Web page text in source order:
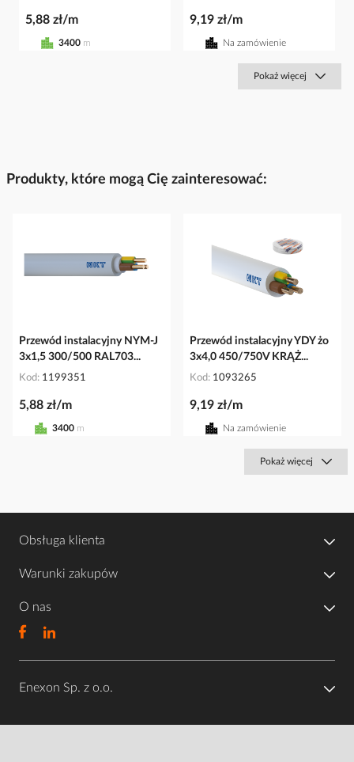
5,88 zł/m
3400 m
9,19 zł/m
Na zamówienie
Pokaż więcej
Produkty, które mogą Cię zainteresować:
Przewód instalacyjny NYM-J
3x1,5 300/500 RAL703...
Kod 1199351
5,88 zł/m
3400 m
Przewód instalacyjny YDY żo
3x4,0 450/750V KRĄŻ...
Kod 1093265
9,19 zł/m
Na zamówienie
Pokaż więcej
Obsługa klienta
Warunki zakupów
O nas
Enexon Sp. z o.o.